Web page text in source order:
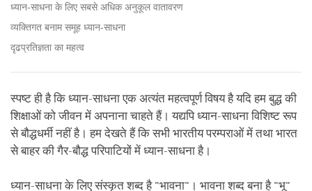
ध्यान-साधना के लिए सबसे अधिक अनुकूल वातावरण
व्यक्तिगत बनाम समूह ध्यान-साधना
दृढप्रतिज्ञता का महत्व
स्पष्ट ही है कि ध्यान-साधना एक अत्यंत महत्वपूर्ण विषय है यदि हम बुद्ध की
शिक्षाओं को जीवन में अपनाना चाहते हैं। यद्यपि ध्यान-साधना विशिष्ट रूप
से बौद्धधर्मी नहीं है। हम देखते हैं कि सभी भारतीय परम्पराओं में तथा भारत
से बाहर की गैर-बौद्ध परिपाटियों में ध्यान-साधना है।
ध्यान-साधना के लिए संस्कृत शब्द है "भावना"। भावना शब्द बना है "भू"